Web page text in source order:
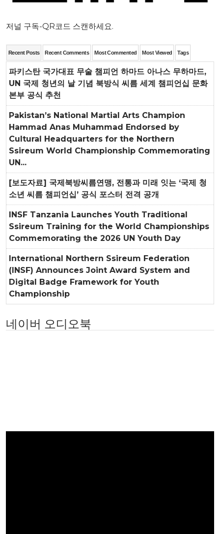
저널 구독-QR코드 스캔하세요.
Recent Posts Recent Comments Most Commented Most Viewed Tags
파키스탄 국가대표 무술 챔피언 하마드 아나스 무하마드,
UN 국제 청년의 날 기념 북방식 씨름 세계 챔피언십 문화
본부 공식 추천
Pakistan’s National Martial Arts Champion
Hammad Anas Muhammad Endorsed by
Cultural Headquarters for the Northern
Ssireum World Championship Commemorating
UN...
[보도자료] 국제북방씨름연맹, 전통과 미래 잇는 ‘국제 청
소년 씨름 챔피언십’ 공식 포스터 전격 공개
INSF Tanzania Launches Youth Traditional
Ssireum Training for the World Championships
Commemorating the 2026 UN Youth Day
International Northern Ssireum Federation
(INSF) Announces Joint Award System and
Digital Badge Framework for Youth
Championship
네이버 오디오북